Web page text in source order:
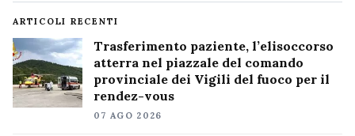
ARTICOLI RECENTI
Trasferimento paziente, l’elisoccorso
atterra nel piazzale del comando
provinciale dei Vigili del fuoco per il
rendez-vous
07 AGO 2026